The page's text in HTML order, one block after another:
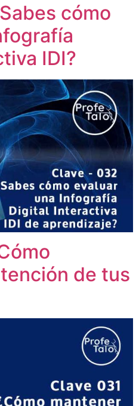
cómo
IDI?
de tus